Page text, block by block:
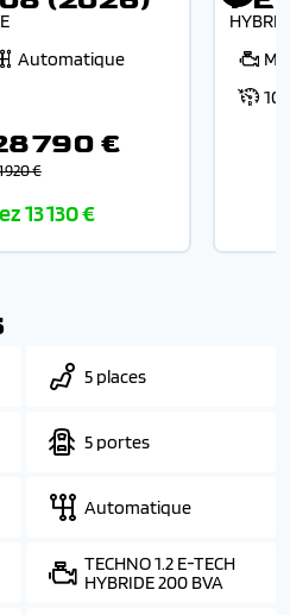
Automatique
790 €
920 €
13 130 €
10
5 places
5 portes
Automatique
TECHNO 1.2 E-TECH
HYBRIDE 200 BVA